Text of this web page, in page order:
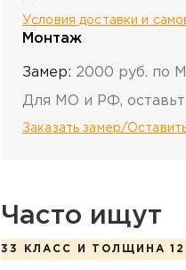
Условия доставки и
Монтаж
Замер: 2000 руб. по
Для МО и РФ,
Заказать замер/
Часто ищут
33 КЛАСС И ТОЛЩИНА 12